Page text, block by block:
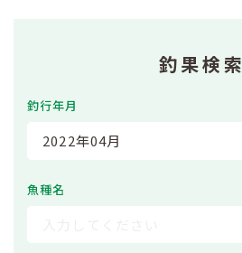
釣果検索
釣行年月
2022年04月
魚種名